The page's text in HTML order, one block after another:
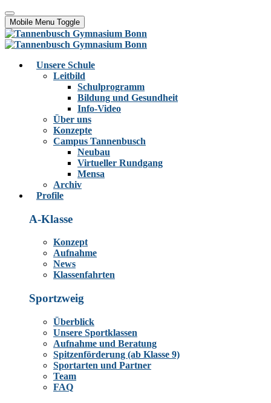
Mobile Menu Toggle
Unsere Schule
Leitbild
Schulprogramm
Bildung und Gesundheit
Info-Video
Über uns
Konzepte
Campus Tannenbusch
Neubau
Virtueller Rundgang
Mensa
Archiv
Profile
A-Klasse
Konzept
Aufnahme
News
Klassenfahrten
Sportzweig
Überblick
Unsere Sportklassen
Aufnahme und Beratung
Spitzenförderung (ab Klasse 9)
Sportarten und Partner
Team
FAQ